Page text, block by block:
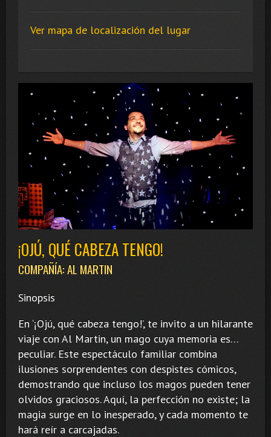
Ver mapa de localización del lugar
¡OJÚ, QUÉ CABEZA TENGO!
COMPAÑÍA: AL MARTIN
Sinopsis
En ‘¡Ojú, qué cabeza tengo!’, te invito a un hilarante
viaje con Al Martin, un mago cuya memoria es…
peculiar. Este espectáculo familiar combina
ilusiones sorprendentes con despistes cómicos,
demostrando que incluso los magos pueden tener
olvidos graciosos. Aquí, la perfección no existe; la
magia surge en lo inesperado, y cada momento te
hará reír a carcajadas.